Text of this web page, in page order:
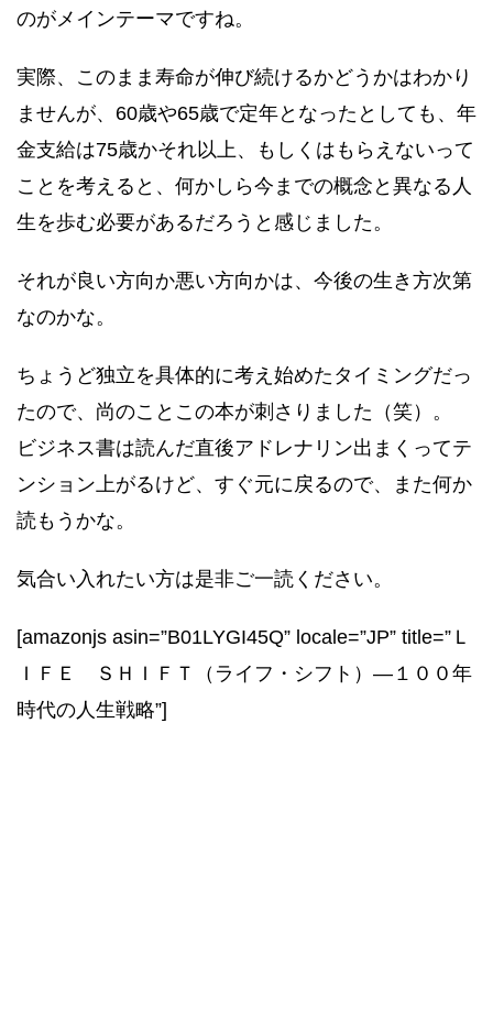
のがメインテーマですね。
実際、このまま寿命が伸び続けるかどうかはわかり
ませんが、60歳や65歳で定年となったとしても、年
金支給は75歳かそれ以上、もしくはもらえないって
ことを考えると、何かしら今までの概念と異なる人
生を歩む必要があるだろうと感じました。
それが良い方向か悪い方向かは、今後の生き方次第
なのかな。
ちょうど独立を具体的に考え始めたタイミングだっ
たので、尚のことこの本が刺さりました（笑）。
ビジネス書は読んだ直後アドレナリン出まくってテ
ンション上がるけど、すぐ元に戻るので、また何か
読もうかな。
気合い入れたい方は是非ご一読ください。
[amazonjs asin=”B01LYGI45Q” locale=”JP” title=”Ｌ
ＩＦＥ ＳＨＩＦＴ（ライフ・シフト）―１００年
時代の人生戦略”]